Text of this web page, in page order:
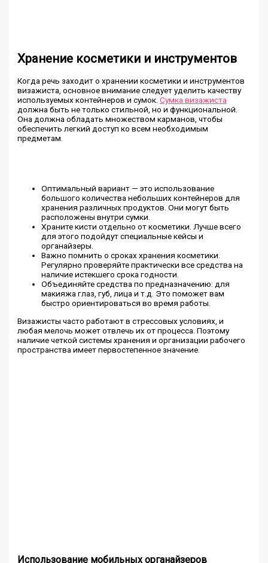
Хранение косметики и инструментов
Когда речь заходит о хранении косметики и инструментов
визажиста, основное внимание следует уделить качеству
используемых контейнеров и сумок.Сумка визажиста
должна быть не только стильной, но и функциональной.
Она должна обладать множеством карманов, чтобы
обеспечить легкий доступ ко всем необходимым
предметам.
Оптимальный вариант — это использование
большого количества небольших контейнеров для
хранения различных продуктов. Они могут быть
расположены внутри сумки.
Храните кисти отдельно от косметики. Лучше всего
для этого подойдут специальные кейсы и
органайзеры.
Важно помнить о сроках хранения косметики.
Регулярно проверяйте практически все средства на
наличие истекшего срока годности.
Объединяйте средства по предназначению: для
макияжа глаз, губ, лица и т.д. Это поможет вам
быстро ориентироваться во время работы.
Визажисты часто работают в стрессовых условиях, и
любая мелочь может отвлечь их от процесса. Поэтому
наличие четкой системы хранения и организации рабочего
пространства имеет первостепенное значение.
Использование мобильных органайзеров